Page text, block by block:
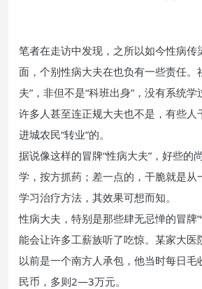
笔者在走访中发现，之所以如今性病传
面，个别性病大夫在也负有一些责任。
夫”，非但不是“科班出身”，没有系统学
许多人甚至连正规大夫也不是，有些人
进城农民“转业”的。
据说像这样的冒牌“性病大夫”，好些的
学，按方抓药；差一点的，干脆就是从
学习治疗方法，其效果可想而知。
性病大夫，特别是那些肆无忌惮的冒牌
能会让许多工薪族听了吃惊。某家大医
以前是一个南方人承包，他当时每日毛
民币，多则2—3万元。